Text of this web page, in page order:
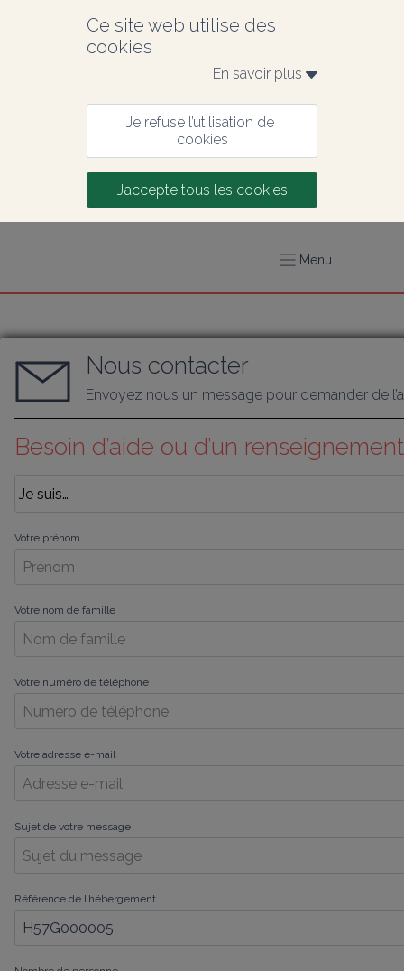
Ce site web utilise des
cookies
En savoir plus
Je refuse l’utilisation de
cookies
J’accepte tous les cookies
Menu
Nous contacter
Envoyez nous un message pour demander de
Besoin d’aide ou d’un
Votre prénom
Votre nom de famille
Votre numéro de téléphone
Votre adresse e-mail
Sujet de votre message
Référence de l’hébergement